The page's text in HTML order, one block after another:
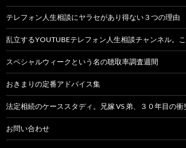
テレフォン人生相談にヤラセがあり得ない３つの理由
乱立するYOUTUBEテレフォン人生相談チャンネル。
スペシャルウィークという名の聴取率調査週間
おきまりの定番アドバイス集
法定相続のケーススタディ。兄嫁 VS 弟、３０年目の衝
お問い合わせ